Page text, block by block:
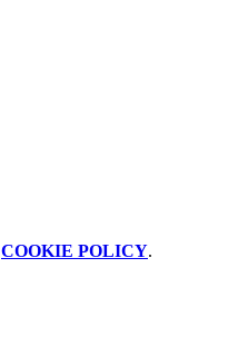
COOKIE POLICY.